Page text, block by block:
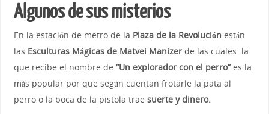
Algunos de sus misterios
En la estación de metro de la Plaza de la Revolución están
las Esculturas Mágicas de Matvei Manizerde las cuales la
que recibe el nombre de “Un explorador con el perro”es la
más popular por que según cuentan frotarle la pata al
perro o la boca de la pistola trae suerte y dinero.